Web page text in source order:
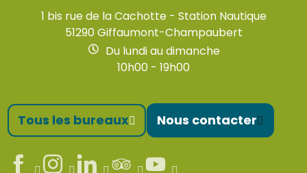
1 bis rue de la Cachotte - Station Nautique
51290 Giffaumont-Champaubert
Du lundi au dimanche
10h00 - 19h00
Tous les bureaux Nous contacter